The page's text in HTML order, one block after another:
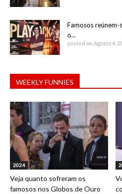
Famosos reúnem-
o...
posted on Agosto 4,
WEEKLY FUNNIES
2024
Veja quanto sofreram os
famosos nos Globos de Ouro